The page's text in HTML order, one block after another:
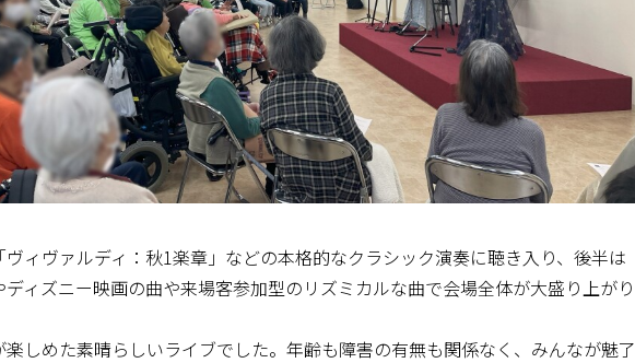
ヴィヴァルディ：秋1楽章」などの本格的なクラシック演奏に聴き入り、後半は
ディズニー映画の曲や来場客参加型のリズミカルな曲で会場全体が大盛り上がり
楽しめた素晴らしいライブでした。年齢も障害の有無も関係なく、みんなが魅了